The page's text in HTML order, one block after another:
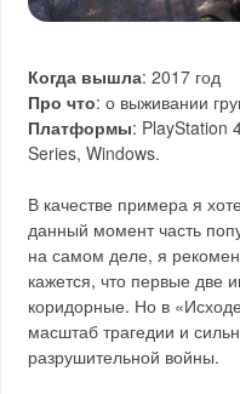
Когда вышла: 2017 год
Про что: о выживании
Платформы: PlayStation
Series, Windows.
В качестве примера я
данный момент часть
на самом деле, я
кажется, что первые две
коридорные. Но в
масштаб трагедии и
разрушительной войны.